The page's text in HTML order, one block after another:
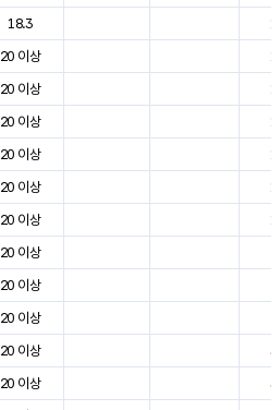
18.3
20 이상
20 이상
20 이상
20 이상
20 이상
20 이상
20 이상
20 이상
20 이상
20 이상
20 이상